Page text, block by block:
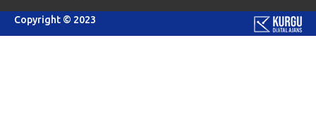
Copyright © 2023